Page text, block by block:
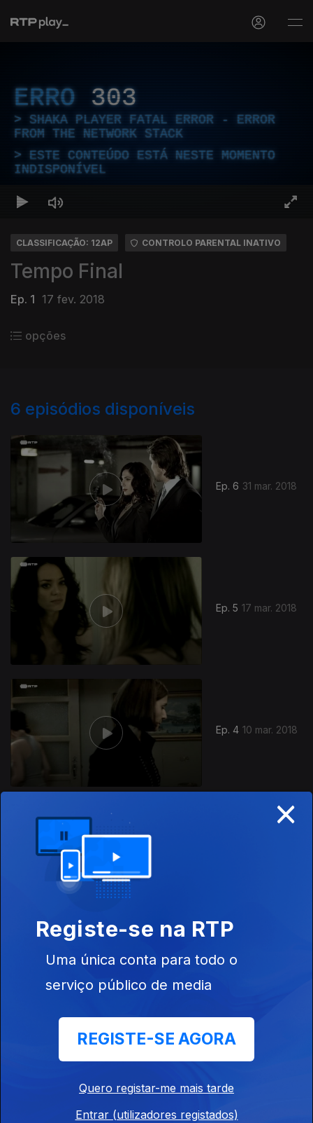
ERRO 303
SHAKA PLAYER FATAL ERROR - ERROR
FROM THE NETWORK STACK
ESTE CONTEÚDO ESTÁ NESTE MOMENTO
INDISPONÍVEL
CLASSIFICAÇÃO: 12AP CONTROLO PARENTAL INATIVO
Tempo Final
Ep. 1 17 fev. 2018
opções
6 episódios disponíveis
Ep. 6 31 mar. 2018
Ep. 5 17 mar. 2018
Ep. 4 10 mar. 2018
Ep. 1
828297
×
Registe-se na RTP
Uma única conta para todo o
serviço público de media
REGISTE-SE AGORA
Quero registar-me mais tarde
Entrar (utilizadores registados)